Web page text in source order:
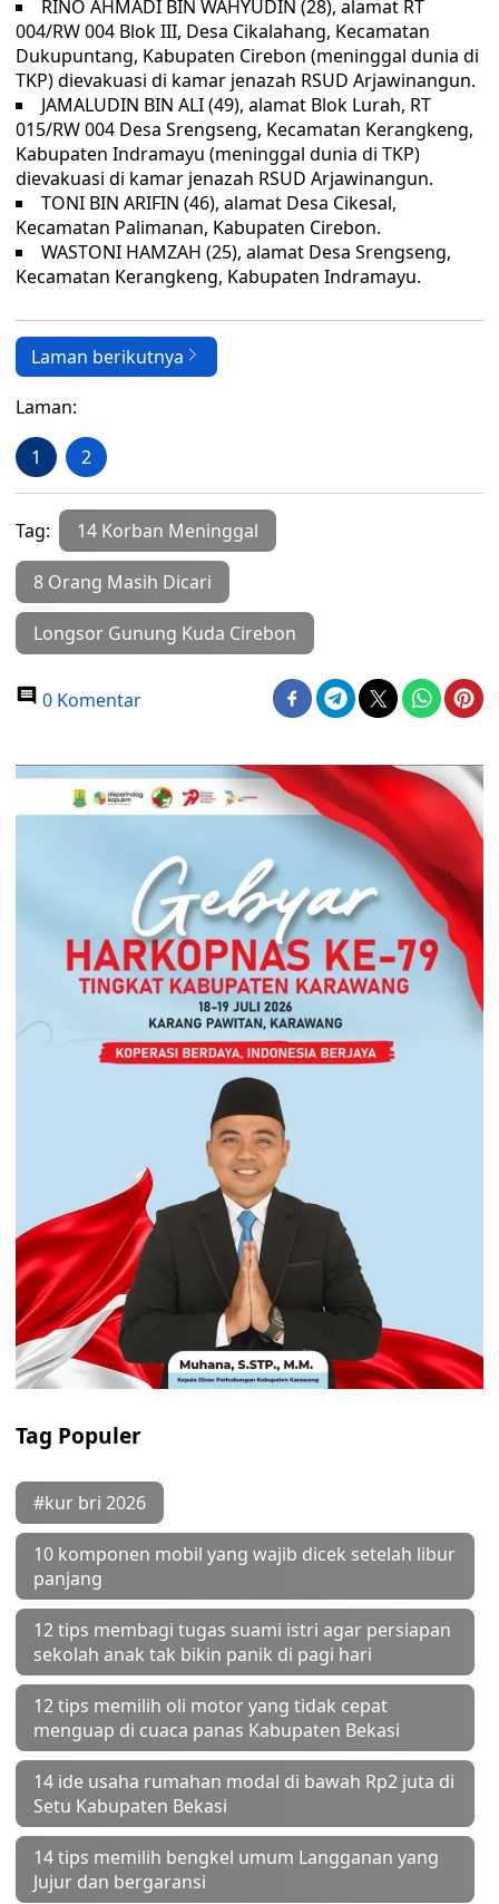
RINO AHMADI BIN WAHYUDIN (28), alamat RT
004/RW 004 Blok III, Desa Cikalahang, Kecamatan
Dukupuntang, Kabupaten Cirebon (meninggal dunia di
TKP) dievakuasi di kamar jenazah RSUD Arjawinangun.
JAMALUDIN BIN ALI (49), alamat Blok Lurah, RT
015/RW 004 Desa Srengseng, Kecamatan Kerangkeng,
Kabupaten Indramayu (meninggal dunia di TKP)
dievakuasi di kamar jenazah RSUD Arjawinangun.
TONI BIN ARIFIN (46), alamat Desa Cikesal,
Kecamatan Palimanan, Kabupaten Cirebon.
WASTONI HAMZAH (25), alamat Desa Srengseng,
Kecamatan Kerangkeng, Kabupaten Indramayu.
Laman berikutnya
Laman:
1 2
Tag: 14 Korban Meninggal
8 Orang Masih Dicari
Longsor Gunung Kuda Cirebon
0 Komentar
Tag Populer
#kur bri 2026
10 komponen mobil yang wajib dicek setelah libur
panjang
12 tips membagi tugas suami istri agar persiapan
sekolah anak tak bikin panik di pagi hari
12 tips memilih oli motor yang tidak cepat
menguap di cuaca panas Kabupaten Bekasi
14 ide usaha rumahan modal di bawah Rp2 juta di
Setu Kabupaten Bekasi
14 tips memilih bengkel umum Langganan yang
Jujur dan bergaransi